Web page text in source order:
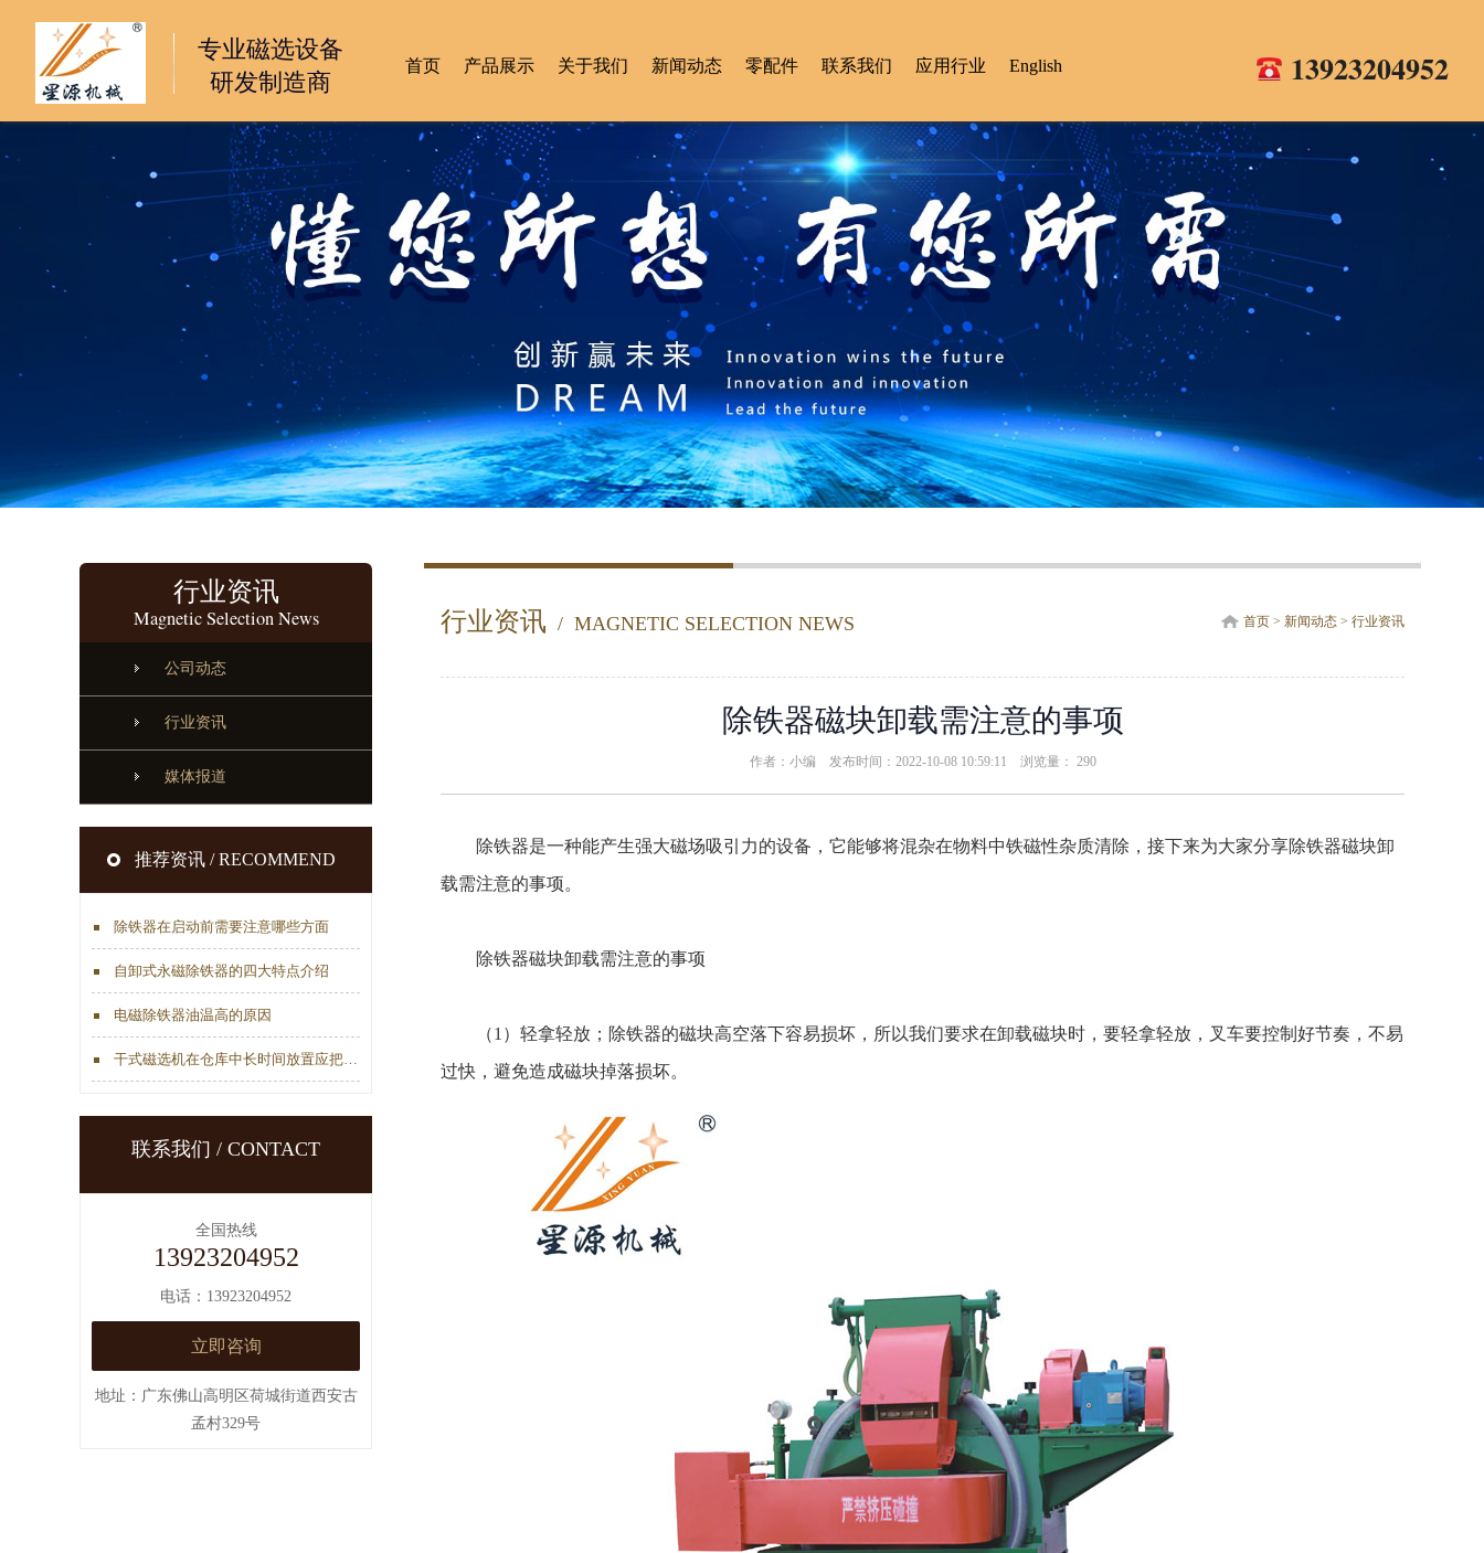
专业磁选设备
研发制造商
首页 产品展示 关于我们 新闻动态 零配件 联系我们 应用行业 English 13923204952
行业资讯
Magnetic Selection News
公司动态
行业资讯
媒体报道
推荐资讯 / RECOMMEND
除铁器在启动前需要注意哪些方面
自卸式永磁除铁器的四大特点介绍
电磁除铁器油温高的原因
干式磁选机在仓库中长时间放置应把这四点做好
联系我们 / CONTACT
全国热线
13923204952
电话：13923204952
立即咨询
地址：广东佛山高明区荷城街道西安古
孟村329号
首页 > 新闻动态 > 行业资讯
行业资讯 / MAGNETIC SELECTION NEWS
除铁器磁块卸载需注意的事项
作者：小编 发布时间：2022-10-08 10:59:11 浏览量： 290
除铁器是一种能产生强大磁场吸引力的设备，它能够将混杂在物料中铁磁性杂质清除，接下来为大家分享除铁器磁块卸
载需注意的事项。
除铁器磁块卸载需注意的事项
（1）轻拿轻放；除铁器的磁块高空落下容易损坏，所以我们要求在卸载磁块时，要轻拿轻放，叉车要控制好节奏，不易
过快，避免造成磁块掉落损坏。